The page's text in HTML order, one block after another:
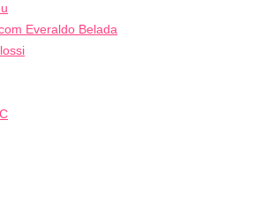
Everaldo Belada